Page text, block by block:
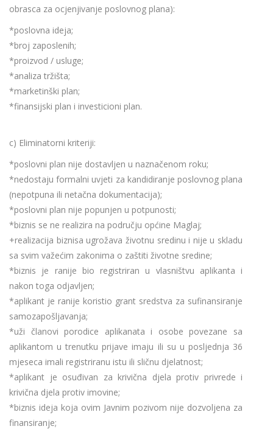
obrasca za ocjenjivanje poslovnog plana):
*poslovna ideja;
*broj zaposlenih;
*proizvod / usluge;
*analiza tržišta;
*marketinški plan;
*finansijski plan i investicioni plan.
c) Eliminatorni kriteriji:
*poslovni plan nije dostavljen u naznačenom roku;
*nedostaju formalni uvjeti za kandidiranje poslovnog plana
(nepotpuna ili netačna dokumentacija);
*poslovni plan nije popunjen u potpunosti;
*biznis se ne realizira na području općine Maglaj;
+realizacija biznisa ugrožava životnu sredinu i nije u skladu
sa svim važećim zakonima o zaštiti životne sredine;
*biznis je ranije bio registriran u vlasništvu aplikanta i
nakon toga odjavljen;
*aplikant je ranije koristio grant sredstva za sufinansiranje
samozapošljavanja;
*uži članovi porodice aplikanata i osobe povezane sa
aplikantom u trenutku prijave imaju ili su u posljednja 36
mjeseca imali registriranu istu ili sličnu djelatnost;
*aplikant je osuđivan za krivična djela protiv privrede i
krivična djela protiv imovine;
*biznis ideja koja ovim Javnim pozivom nije dozvoljena za
finansiranje;